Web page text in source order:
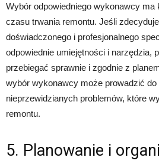
Wybór odpowiedniego wykonawcy ma
czasu trwania remontu. Jeśli
doświadczonego i profesjonalnego
odpowiednie umiejętności i narzędzia,
przebiegać sprawnie i zgodnie z
wybór wykonawcy może prowadzić do
nieprzewidzianych problemów, które
remontu.
5. Planowanie i